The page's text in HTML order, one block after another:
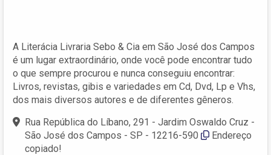
A Literácia Livraria Sebo & Cia em São José dos Campos
é um lugar extraordinário, onde você pode encontrar tudo
o que sempre procurou e nunca conseguiu encontrar:
Livros, revistas, gibis e variedades em Cd, Dvd, Lp e Vhs,
dos mais diversos autores e de diferentes gêneros.
Rua República do Líbano, 291 - Jardim Oswaldo Cruz -
São José dos Campos - SP - 12216-590
Endereço
copiado!